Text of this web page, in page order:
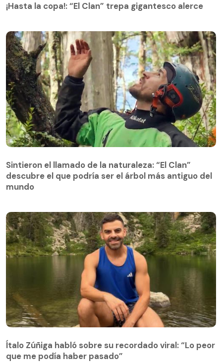
¡Hasta la copa!: “El Clan” trepa gigantesco alerce
descubre el que podría ser el árbol más antiguo del
mundo
Sintieron el llamado de la naturaleza: “El Clan”
descubre el que podría ser el árbol más antiguo del
mundo
Ítalo Zúñiga habló sobre su recordado viral: “Lo peor
que me podía haber pasado”